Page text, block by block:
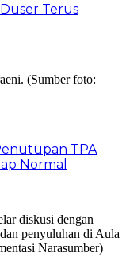
Terus
TPA
Normal